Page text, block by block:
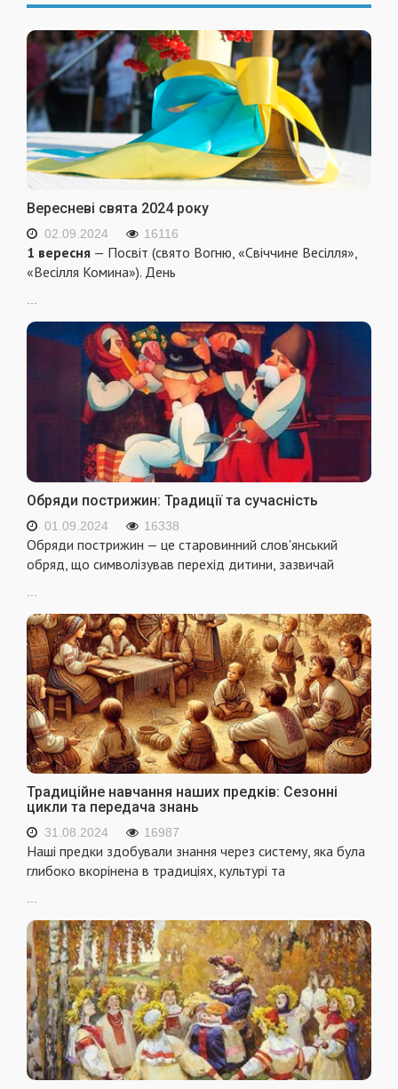
Вересневі свята 2024 року
02.09.2024 16116
1 вересня — Посвіт (свято Вогню, «Свіччине Весілля»,
«Весілля Комина»). День
...
Обряди пострижин: Традиції та сучасність
01.09.2024 16338
Обряди пострижин — це старовинний слов'янський
обряд, що символізував перехід дитини, зазвичай
Традиційне навчання наших предків: Сезонні
цикли та передача знань
31.08.2024 16987
Наші предки здобували знання через систему, яка була
глибоко вкорінена в традиціях, культурі та